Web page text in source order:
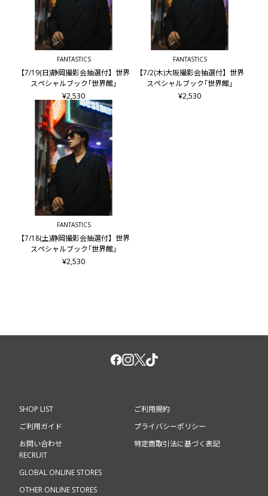
※仕様は予告なく変更になる場合があります。
■出版社
幻冬舎
【FANTASTICS OFFICIAL FAN CLUB会員限定】
『FANTASTICS LIVE TOUR 2026 "SUNFLOWER"』連動企画
『FANTASTICS LIVE TOUR 2026 "SUNFLOWER"』終演後の
【GL-9 FANTASTICS BOOKS】発売記念「撮影会」へご招待！
【対象商品】
■【撮影会抽選付き】世界 スペシャルブック｢世界館｣
└撮影会対象メンバー：世界 (ご当選された方との2ショット)
■【撮影会抽選付き】佐藤大樹 2nd写真集『In Motion』
└撮影会対象メンバー：佐藤大樹 (ご当選された方との2ショ
ット)
■【撮影会抽選付き】木村慧人 ビジュアルブック『タイトル
└撮影会対象メンバー：木村慧人 (ご当選された方との2ショ
ット)
■【撮影会抽選付き】八木勇征 2nd写真集『Be my』
籍メンバーとの「撮影会」にご応募となります。
※発売日が異なる商品の同時購入、同梱発送はできません。
■6月&7月公演(広島・大阪・静岡・東京(有明)公演)：
2026/5/7（木）18:00～5/31（日）23:59
■9月&10月公演(福岡・東京(代々木第一)・福井公演)：
2026/5/7（木）18:00～8/16（日）23:59
演・静岡公演のみが対象となります。
※佐藤大樹との撮影会については、愛知公演・広島公演・大阪
FANTASTICS
【7/19(日)静岡撮影会抽選付】世界
スペシャルブック｢世界館｣
¥2,530
FANTASTICS
【7/2(木)大阪撮影会抽選付】世界
スペシャルブック｢世界館｣
¥2,530
FANTASTICS
【7/18(土)静岡撮影会抽選付】世界
スペシャルブック｢世界館｣
¥2,530
SHOP LIST
ご利用ガイド
お問い合わせ
ご利用規約
プライバシーポリシー
特定商取引法に基づく表記
RECRUIT
GLOBAL ONLINE STORES
OTHER ONLINE STORES